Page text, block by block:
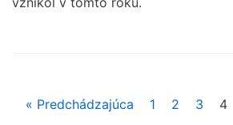
« Predchádzajúca 1 2 3 4